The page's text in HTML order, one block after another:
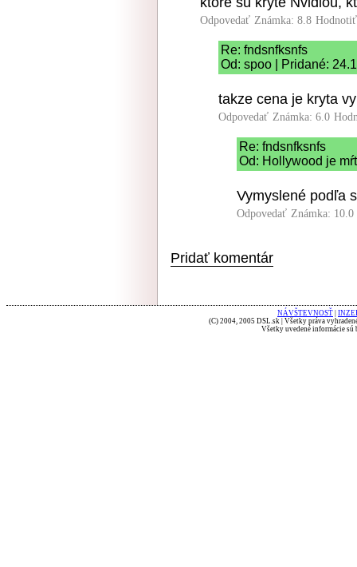
Odpovedať Známka: 8.8
Re: fndsnfksnfs
Od: spoo | Pridané:
takze cena je kryta
Odpovedať Známka: 6.0
Re: fndsnfksnfs
Od: Hollywood je
Vymyslené podľa
Odpovedať Známka: 10.0
Pridať komentár
NÁVŠTEVNOSŤ
(C) 2004, 2005 DSL.sk | Všetky práva
Všetky uvedené informácie sú